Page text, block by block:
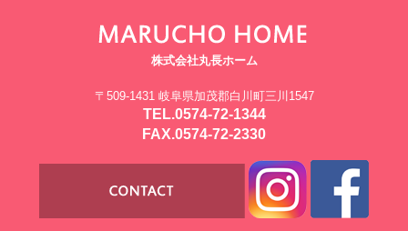
株式会社丸長ホーム
〒509-1431 岐阜県加茂郡白川町三川1547
TEL.0574-72-1344
FAX.0574-72-2330